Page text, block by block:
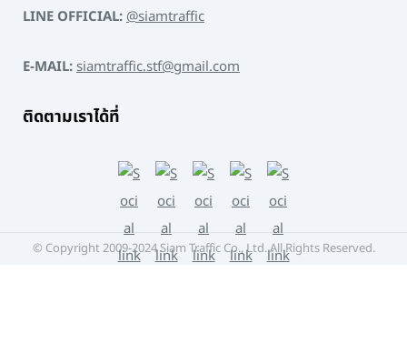
LINE OFFICIAL:@siamtraffic
E-MAIL:siamtraffic.stf@gmail.com
ติดตามเราได้ที่
© Copyright 2009-2024 Siam Traffic Co., Ltd. All Rights Reserved.